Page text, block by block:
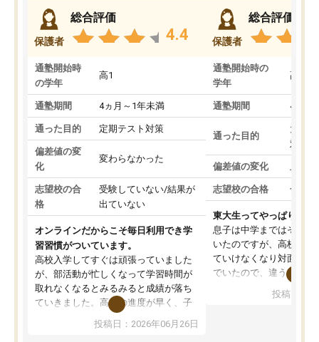
保護者
総合評価
4.4
通塾開始時
の学年
高1
通塾期間 4ヵ月～1年未満
通った目的 定期テスト対策
偏差値の変
化
変わらなかった
志望校の合
格
受験していない/結果が
出ていない
オンラインだからこそ毎日利用でき学
習習慣がついています。
高校入学してすぐは頑張っていました
が、部活動が忙しくなって学習時間が
取れなくなるとみるみると成績が落ち
ていきました。高校の進度が早く、子
供も家に帰って勉強の話すると嫌な反
応を示します。東大先生にお願いして
投稿日：2026年06月26日
保護者
総合評価
通塾開始時の
学年
高3
通塾期間 4ヵ月
通った目的
大学
対策
偏差値の変化
志望校の合格 合格
東大生ってやっぱりすご
息子は中学まではそこそ
いたのですが、高校に入
ていけなくなり対面の塾
でいたので、違うアプロ
で、当初は模試でD判定
投稿日：